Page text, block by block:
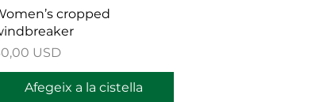
Visualització ràpida
cropped
USD
Afegeix a la cistella